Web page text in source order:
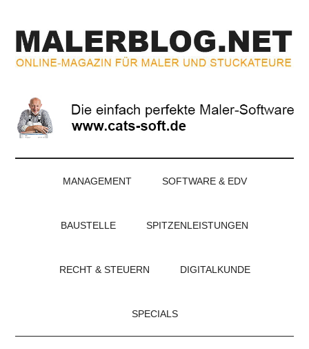
springen
secondary
menu
springen
springen
Magazin
für
Maler
und
MANAGEMENT SOFTWARE & EDV
BAUSTELLE SPITZENLEISTUNGEN
RECHT & STEUERN DIGITALKUNDE
SPECIALS